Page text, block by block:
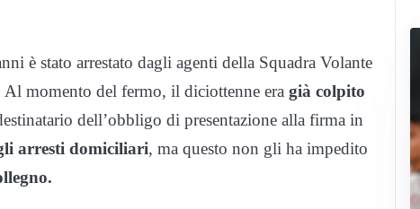
è stato arrestato dagli agenti della Squadra Volante
Al momento del fermo, il diciottenne era già colpito
dell’obbligo di presentazione alla firma in
arresti domiciliari, ma questo non gli ha impedito